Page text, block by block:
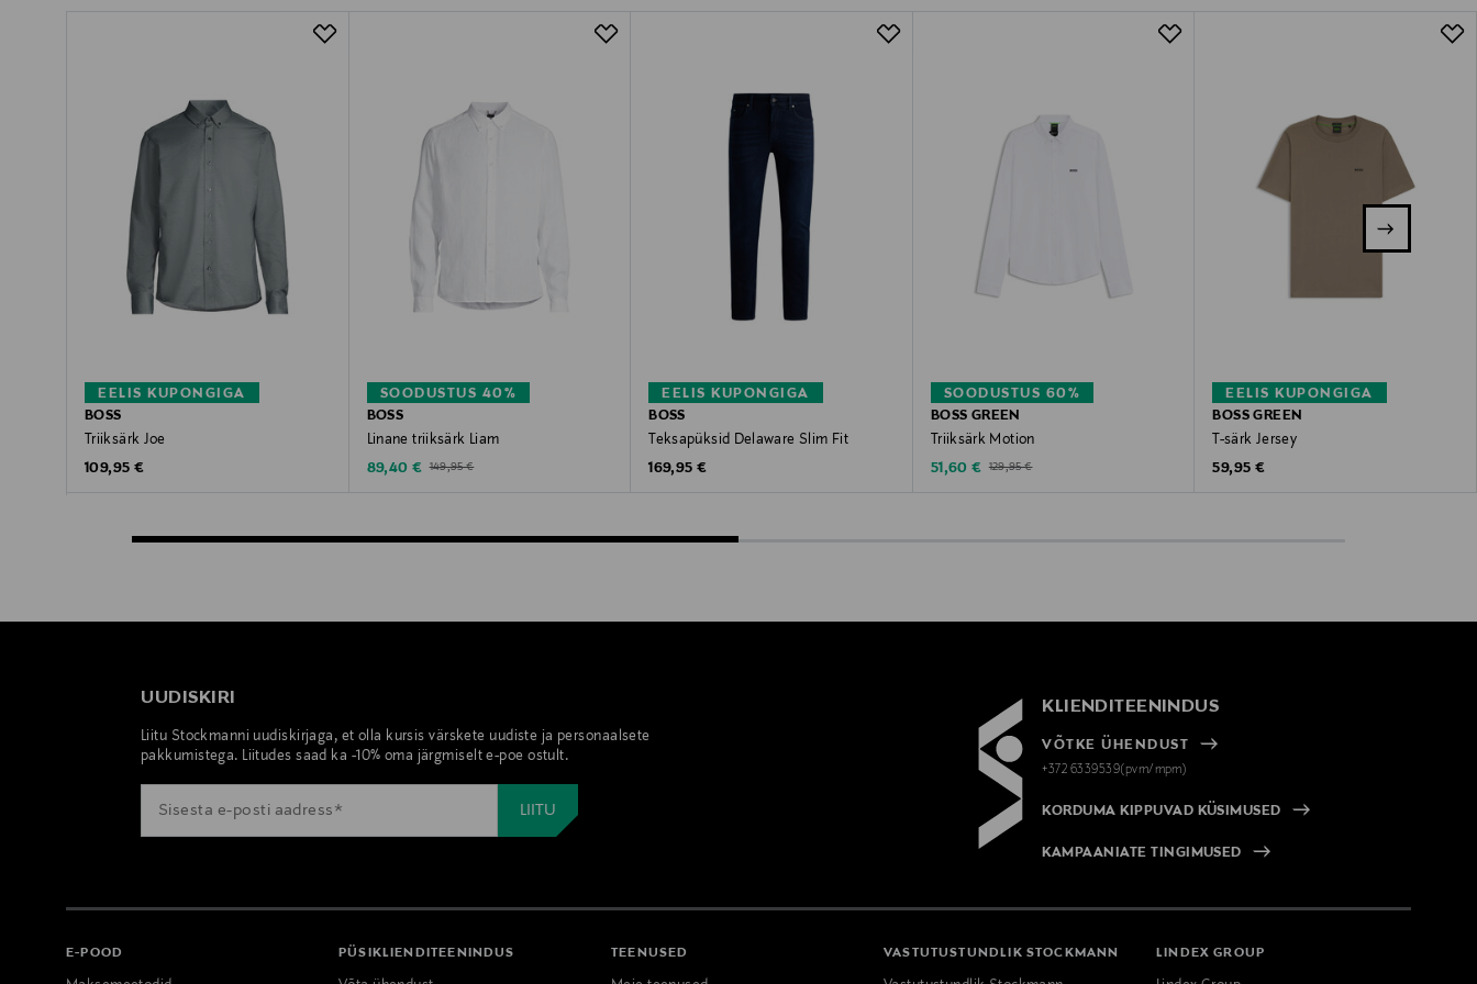
EELIS KUPONGIGA
BOSS
Triiksärk Joe
Original Price
109,95 €
SOODUSTUS 40%
BOSS
Linane triiksärk Liam
Discounted Price
89,40 € Original Price
149,95 €
EELIS KUPONGIGA
BOSS
Teksapüksid Delaware Slim Fit
Original Price
169,95 €
SOODUSTUS 60%
BOSS GREEN
Triiksärk Motion
Discounted Price
51,60 € Original Price
129,95 €
EELIS KUPONGIGA
BOSS GREEN
T-särk Jersey
Original Price
59,95 €
UUDISKIRI
Liitu Stockmanni uudiskirjaga, et olla kursis värskete uudiste ja personaalsete
pakkumistega. Liitudes saad ka -10% oma järgmiselt e-poe ostult.
KLIENDITEENINDUS
VÕTKE ÜHENDUST
+372 6339539(pvm/mpm)
KORDUMA KIPPUVAD KÜSIMUSED
KAMPAANIATE TINGIMUSED
E-POOD PÜSIKLIENDITEENINDUS TEENUSED VASTUTUSTUNDLIK STOCKMANN LINDEX GROUP